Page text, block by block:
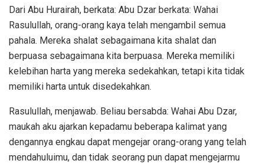
Dari Abu Hurairah, berkata: Abu Dzar berkata: Wahai
Rasulullah, orang-orang kaya telah mengambil semua
pahala. Mereka shalat sebagaimana kita shalat dan
berpuasa sebagaimana kita berpuasa. Mereka memiliki
kelebihan harta yang mereka sedekahkan, tetapi kita tidak
memiliki harta untuk disedekahkan.
Rasulullah, menjawab. Beliau bersabda: Wahai Abu Dzar,
maukah aku ajarkan kepadamu beberapa kalimat yang
dengannya engkau dapat mengejar orang-orang yang telah
mendahuluimu, dan tidak seorang pun dapat mengejarmu